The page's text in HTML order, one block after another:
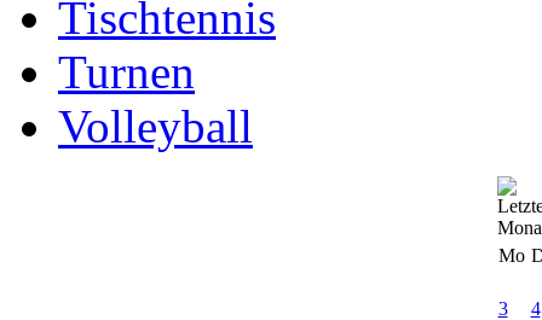
Tischtennis
Turnen
Volleyball
Mo
3
4